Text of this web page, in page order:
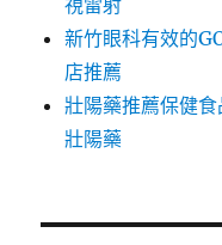
視雷射
新竹眼科有效的
店推薦
壯陽藥推薦保健
壯陽藥